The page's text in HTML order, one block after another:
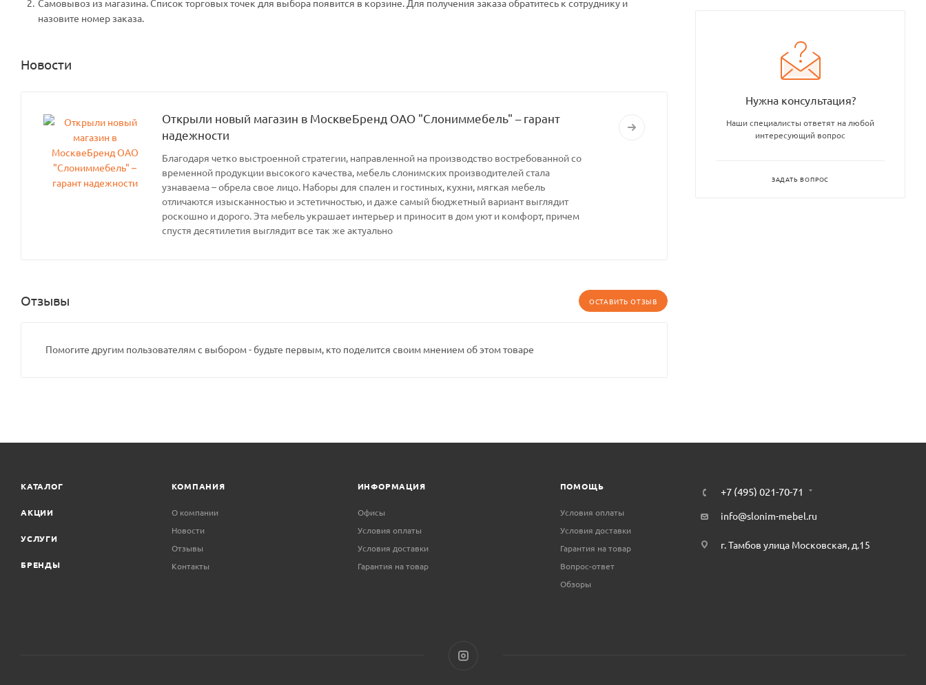
назовите номер заказа.
Новости
Открыли новый магазин в МосквеБренд ОАО "Слониммебель" – гарант
надежности
Благодаря четко выстроенной стратегии, направленной на производство востребованной со
временной продукции высокого качества, мебель слонимских производителей стала
узнаваема – обрела свое лицо. Наборы для спален и гостиных, кухни, мягкая мебель
отличаются изысканностью и эстетичностью, и даже самый бюджетный вариант выглядит
роскошно и дорого. Эта мебель украшает интерьер и приносит в дом уют и комфорт, причем
спустя десятилетия выглядит все так же актуально
Отзывы ОСТАВИТЬ ОТЗЫВ
Помогите другим пользователям с выбором - будьте первым, кто поделится своим мнением об этом товаре
Нужна консультация?
Наши специалисты ответят на любой
интересующий вопрос
ЗАДАТЬ ВОПРОС
КАТАЛОГ
АКЦИИ
УСЛУГИ
БРЕНДЫ
КОМПАНИЯ
О компании
Новости
Отзывы
Контакты
ИНФОРМАЦИЯ
Офисы
Условия оплаты
Условия доставки
Гарантия на товар
ПОМОЩЬ
Условия оплаты
Условия доставки
Гарантия на товар
Вопрос-ответ
Обзоры
+7 (495) 021-70-71
info@slonim-mebel.ru
г. Тамбов улица Московская, д.15